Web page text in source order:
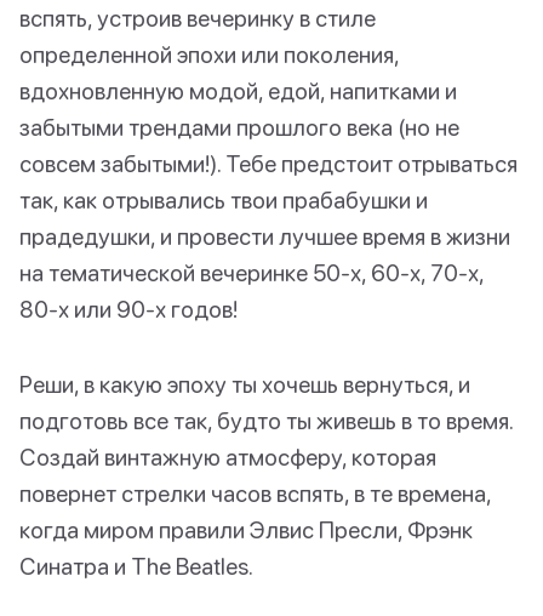
вспять, устроив вечеринку в стиле
определенной эпохи или поколения,
вдохновленную модой, едой, напитками и
забытыми трендами прошлого века (но не
совсем забытыми!). Тебе предстоит отрываться
так, как отрывались твои прабабушки и
прадедушки, и провести лучшее время в жизни
на тематической вечеринке 50-х, 60-х, 70-х,
80-х или 90-х годов!
Реши, в какую эпоху ты хочешь вернуться, и
подготовь все так, будто ты живешь в то время.
Создай винтажную атмосферу, которая
повернет стрелки часов вспять, в те времена,
когда миром правили Элвис Пресли, Фрэнк
Синатра и The Beatles.